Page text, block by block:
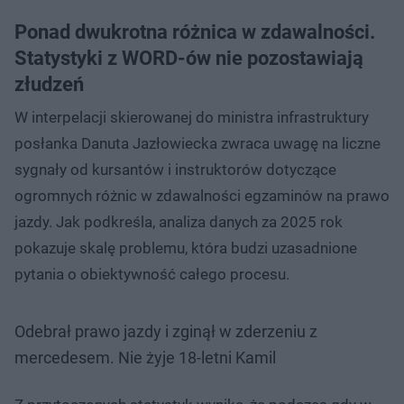
Ponad dwukrotna różnica w zdawalności.
Statystyki z WORD-ów nie pozostawiają
złudzeń
W interpelacji skierowanej do ministra infrastruktury
posłanka Danuta Jazłowiecka zwraca uwagę na liczne
sygnały od kursantów i instruktorów dotyczące
ogromnych różnic w zdawalności egzaminów na prawo
jazdy. Jak podkreśla, analiza danych za 2025 rok
pokazuje skalę problemu, która budzi uzasadnione
pytania o obiektywność całego procesu.
Odebrał prawo jazdy i zginął w zderzeniu z
mercedesem. Nie żyje 18-letni Kamil